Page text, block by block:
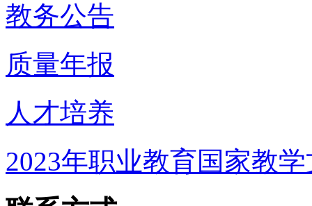
教务公告
质量年报
人才培养
2023年职业教育国家教